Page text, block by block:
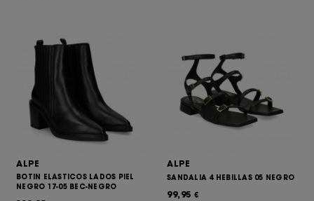
ALPE
BOTIN ELASTICOS LADOS PIEL
NEGRO 17-05 BEC-NEGRO
ALPE
SANDALIA 4 HEBILLAS 05 NEGRO
99,95 €